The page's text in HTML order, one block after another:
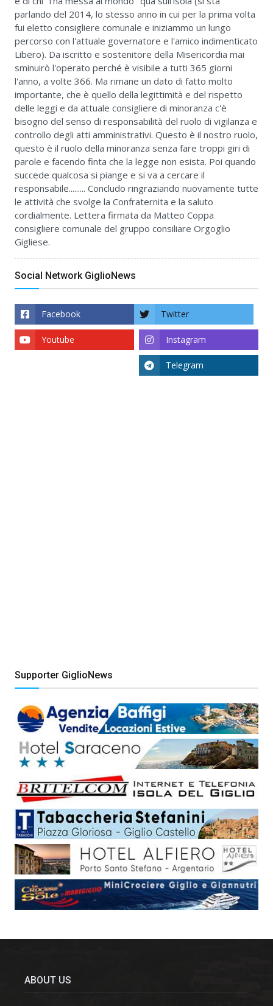
parlando del 2014, lo stesso anno in cui per la prima volta
fui eletto consigliere comunale e iniziammo un lungo
percorso con l'attuale governatore e l'amico indimenticato
Libero). Da iscritto e sostenitore della Misericordia mai
sminuirò l'operato perché è visibile a tutti 365 giorni
l'anno, a volte 366. Ma rimane un dato di fatto molto
importante, che è quello della legittimità e del rispetto
delle leggi e da attuale consigliere di minoranza c'è
bisogno del senso di responsabilità del ruolo di vigilanza e
controllo degli atti amministrativi. Questo è il nostro ruolo,
questo è il ruolo della minoranza senza fare troppi giri di
parole e facendo finta che la legge non esista. Poi quando
succede qualcosa si piange e si va a cercare il
responsabile......... Concludo ringraziando nuovamente tutte
le attività che svolge la Confraternita e la saluto
cordialmente. Lettera firmata da Matteo Coppa
consigliere comunale del gruppo consiliare Orgoglio
Gigliese.
Social Network GiglioNews
Facebook Twitter
Instagram
Youtube
Telegram
Supporter GiglioNews
ABOUT US